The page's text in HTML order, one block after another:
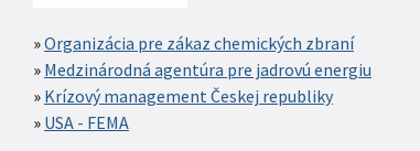
Organizácia pre zákaz chemických zbraní
Medzinárodná agentúra pre jadrovú energiu
Krízový management Českej republiky
USA - FEMA